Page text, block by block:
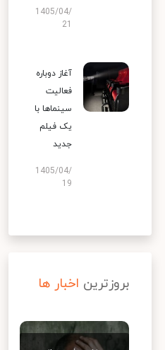
1405/04/
آغاز دوباره
فعالیت
سینماها با
یک فیلم
جدید
1405/04/
19
بروزترین اخبار ها